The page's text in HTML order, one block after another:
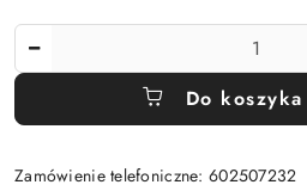
Do koszyka
Zamówienie telefoniczne: 602507232